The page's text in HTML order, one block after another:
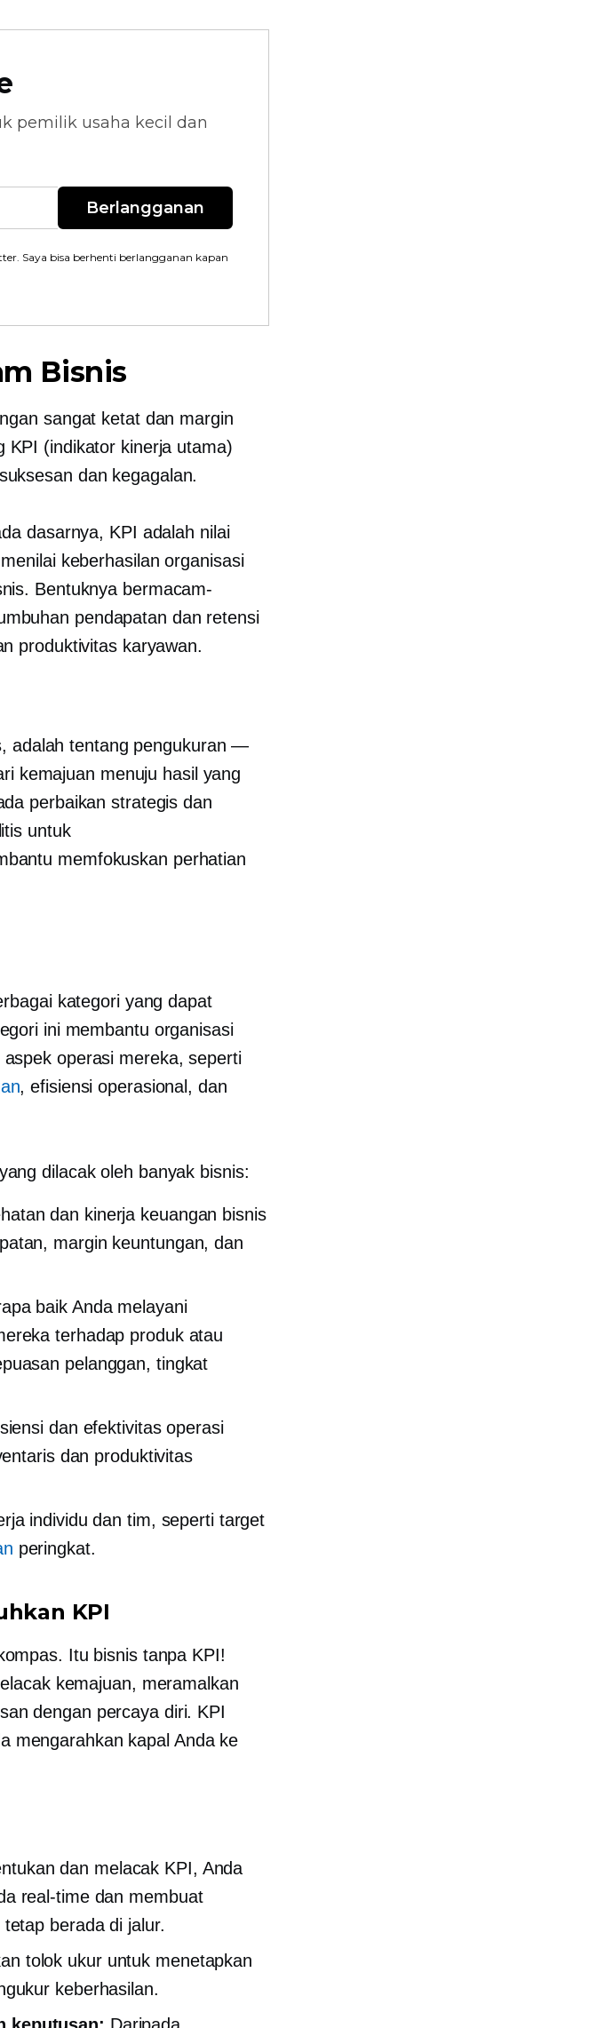
pemilik usaha kecil dan
Berlangganan
Saya bisa berhenti berlangganan kapan
Bisnis
sangat ketat dan margin
KPI (indikator kinerja utama)
dan kegagalan.
dasarnya, KPI adalah nilai
keberhasilan organisasi
Bentuknya bermacam-
pendapatan dan retensi
produktivitas karyawan.
adalah tentang pengukuran —
kemajuan menuju hasil yang
perbaikan strategis dan
untuk
memfokuskan perhatian
kategori yang dapat
ini membantu organisasi
operasi mereka, seperti
, efisiensi operasional, dan
dilacak oleh banyak bisnis:
dan kinerja keuangan bisnis
margin keuntungan, dan
baik Anda melayani
terhadap produk atau
pelanggan, tingkat
dan efektivitas operasi
dan produktivitas
individu dan tim, seperti target
peringkat.
KPI
Itu bisnis tanpa KPI!
kemajuan, meramalkan
dengan percaya diri. KPI
mengarahkan kapal Anda ke
dan melacak KPI, Anda
real-timedan membuat
berada di jalur.
tolok ukur untuk menetapkan
keberhasilan.